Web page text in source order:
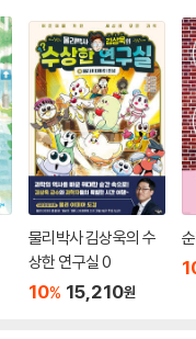
물리박사 김상욱의 수
상한 연구실 0
10% 15,210원